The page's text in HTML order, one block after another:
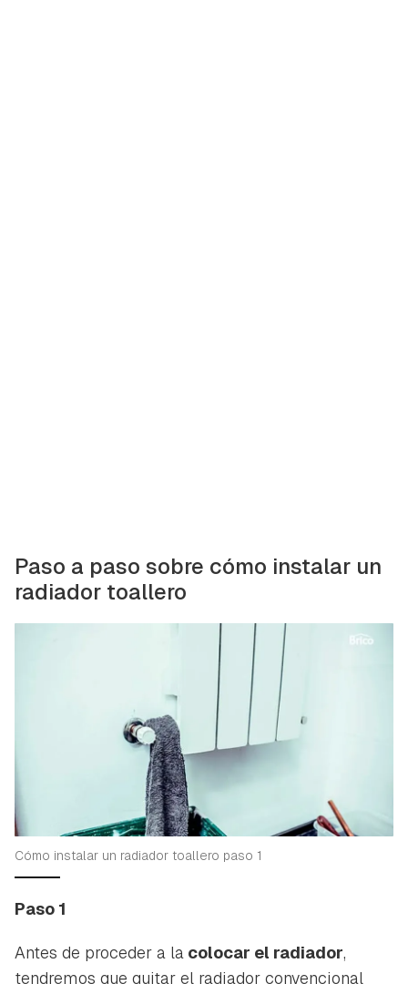
Paso a paso sobre cómo instalar un
radiador toallero
Cómo instalar un radiador toallero paso 1
Paso 1
Antes de proceder a la colocar el radiador,
tendremos que quitar el radiador convencional